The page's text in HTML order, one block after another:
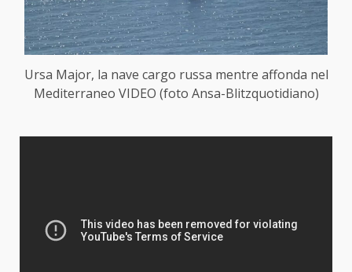
Ursa Major, la nave cargo russa mentre affonda nel
Mediterraneo VIDEO (foto Ansa-Blitzquotidiano)